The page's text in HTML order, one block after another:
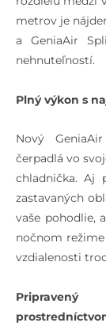
metrov je
a GeniaAir
nehnuteľností.
Plný výkon s
Nový
čerpadlá vo
chladnička. Aj
zastavaných
vaše pohodlie,
nočnom
vzdialenosti